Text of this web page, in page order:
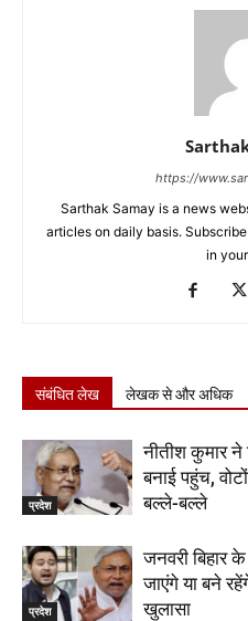
https://
Sarthak Samay is a news
articles on daily basis.
in
संबंधित लेख लेखक से और अधिक
प्रदेश
नीतीश कुमार ने
बनाई पहुंच,
बल्ले-बल्ले
प्रदेश
जनवरी बिहार
जाएंगे या बने
खुलासा